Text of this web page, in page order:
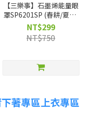
【三樂事】石墨烯能量眼
罩SP6201SP (春耕/夏耘/
秋收/冬藏)
NT$299
NT$750
下著專區上衣專區